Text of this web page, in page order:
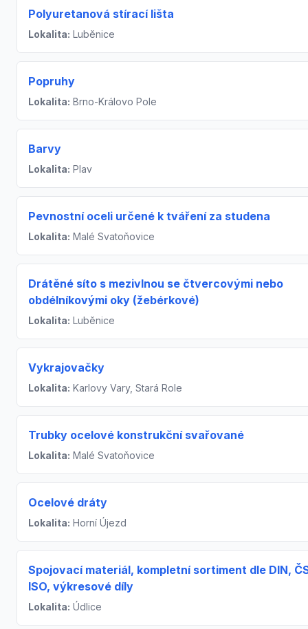
Polyuretanová stírací lišta
Lokalita: Luběnice
Popruhy
Lokalita: Brno-Královo Pole
Barvy
Lokalita: Plav
Pevnostní oceli určené k tváření za studena
Lokalita: Malé Svatoňovice
Drátěné síto s mezivlnou se čtvercovými nebo
obdélníkovými oky (žebérkové)
Lokalita: Luběnice
Vykrajovačky
Lokalita: Karlovy Vary, Stará Role
Trubky ocelové konstrukční svařované
Lokalita: Malé Svatoňovice
Ocelové dráty
Lokalita: Horní Újezd
Spojovací materiál, kompletní sortiment dle DIN,
ISO, výkresové díly
Lokalita: Údlice